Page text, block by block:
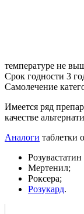
температуре не
Срок годности 3
Самолечение
Имеется ряд
качестве
Аналоги таблетки
Мертенил;
Роксера;
Розукард.